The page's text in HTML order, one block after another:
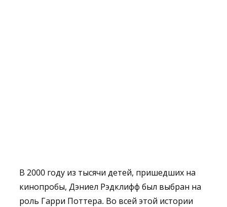
В 2000 году из тысячи детей, пришедших на
кинопробы, Дэниел Рэдклифф был выбран на
роль Гарри Поттера. Во всей этой истории